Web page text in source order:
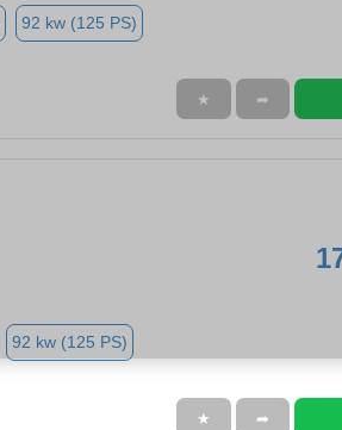
92 kw (125 PS)
★ ➦
92 kw (125 PS)
★ ➦